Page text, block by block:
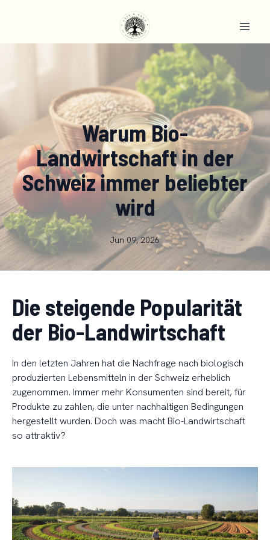
Warum Bio-
Landwirtschaft in der
Schweiz immer beliebter
wird
Jun 09, 2026
Die steigende Popularität
der Bio-Landwirtschaft
In den letzten Jahren hat die Nachfrage nach biologisch
produzierten Lebensmitteln in der Schweiz erheblich
zugenommen. Immer mehr Konsumenten sind bereit, für
Produkte zu zahlen, die unter nachhaltigen Bedingungen
hergestellt wurden. Doch was macht Bio-Landwirtschaft
so attraktiv?